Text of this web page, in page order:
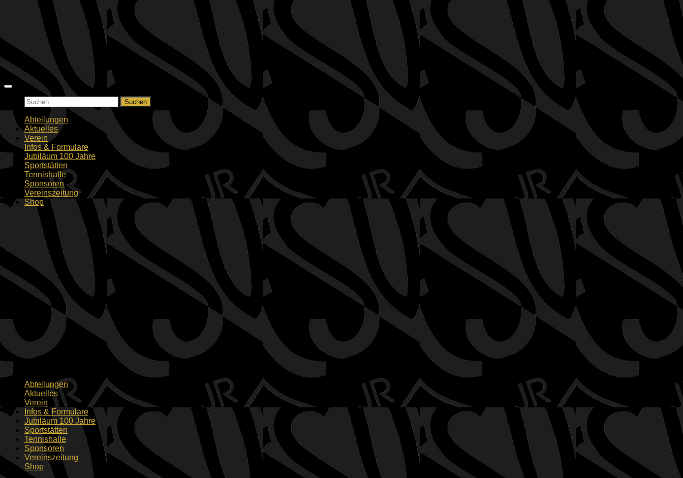
Suchen
nach:
Abteilungen
Aktuelles
Verein
Infos & Formulare
Jubiläum 100 Jahre
Sportstätten
Tennishalle
Sponsoren
Vereinszeitung
Shop
Abteilungen
Aktuelles
Verein
Infos & Formulare
Jubiläum 100 Jahre
Sportstätten
Tennishalle
Sponsoren
Vereinszeitung
Shop